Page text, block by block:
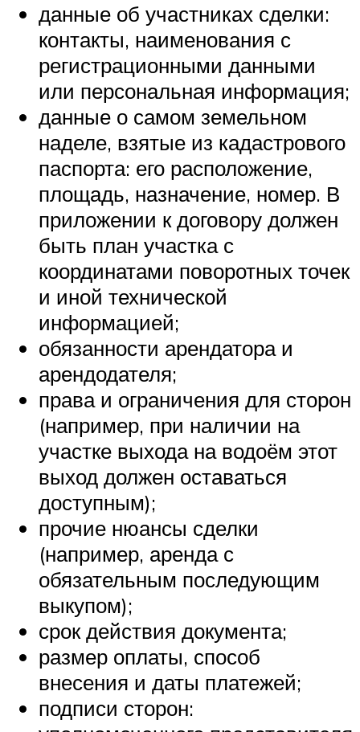
данные об участниках сделки:
контакты, наименования с
регистрационными данными
или персональная информация;
данные о самом земельном
наделе, взятые из кадастрового
паспорта: его расположение,
площадь, назначение, номер. В
приложении к договору должен
быть план участка с
координатами поворотных точек
и иной технической
информацией;
обязанности арендатора и
арендодателя;
права и ограничения для сторон
(например, при наличии на
участке выхода на водоём этот
выход должен оставаться
доступным);
прочие нюансы сделки
(например, аренда с
обязательным последующим
выкупом);
срок действия документа;
размер оплаты, способ
внесения и даты платежей;
подписи сторон: